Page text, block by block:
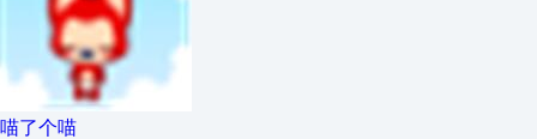
喵了个喵